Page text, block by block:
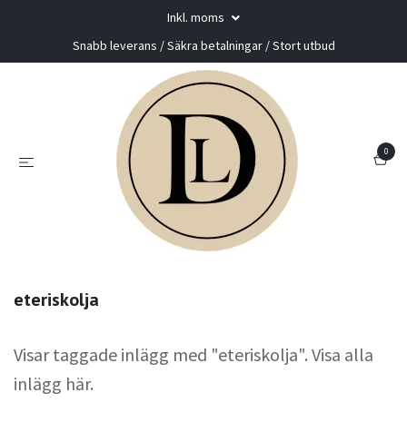
Inkl. moms
Snabb leverans / Säkra betalningar / Stort utbud
0
eteriskolja
Visar taggade inlägg med "eteriskolja". Visa alla
inlägg här.